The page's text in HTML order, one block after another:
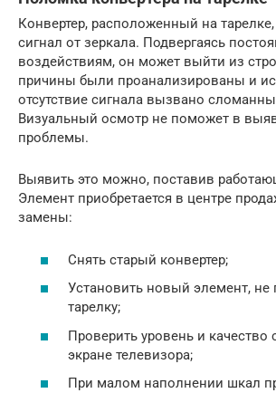
Конвертер, расположенный на
сигнал от зеркала. Подвергаясь
воздействиям, он может выйти из
причины были проанализированы и
отсутствие сигнала вызвано
Визуальный осмотр не поможет в
проблемы.
Выявить это можно, поставив
Элемент приобретается в центре
замены:
Снять старый конвертер;
Установить новый элемент, не
тарелку;
Проверить уровень и качество
экране телевизора;
При малом наполнении шкал